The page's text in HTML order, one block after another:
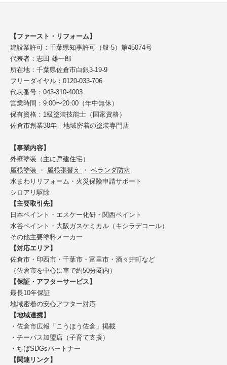
【ファースト・リフォーム】
建設業許可：千葉県知事許可（般-5）第45074号
代表者：志田 雄一郎
所在地：千葉県佐倉市白銀3-19-9
フリーダイヤル：0120-033-706
代表番号：043-310-4003
営業時間：9:00〜20:00（年中無休）
保有資格：1級塗装技能士（国家資格）
佐倉市創業30年｜地域密着の塗装専門店
【事業内容】
外壁塗装（主に戸建住宅）
屋根塗装
・ 屋根張替え ・ ベランダ防水
水まわりリフォーム・火災保険申請サポート
シロアリ駆除
【主要取引先】
日本ペイント・エスケー化研・関西ペイント
水谷ペイント・大阪ガスケミカル（キシラデコール）
その他主要塗料メーカー
【対応エリア】
佐倉市・印西市・千葉市・富里市・酒々井町など
（佐倉市を中心に車で約50分圏内）
【保証・アフターサービス】
最長10年保証
地域密着の安心アフター対応
【地域連携】
・佐倉市広報「こうほう佐倉」掲載
・チーパス加盟店（子育て支援）
・ちばSDGsパートナー
【関連リンク】